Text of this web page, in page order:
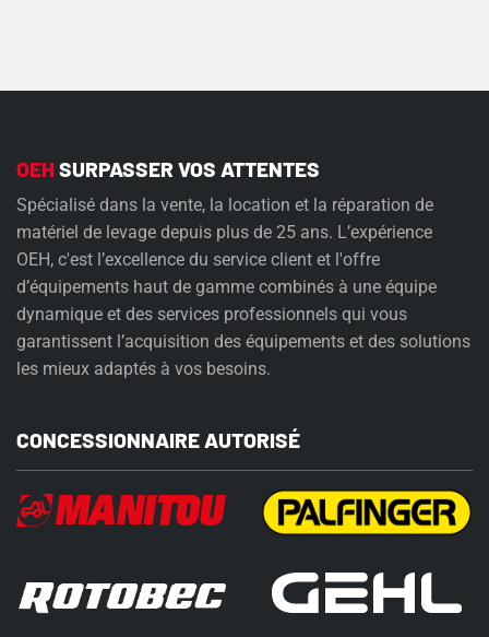
OEH SURPASSER VOS ATTENTES
Spécialisé dans la vente, la location et la réparation de
matériel de levage depuis plus de 25 ans. L’expérience
OEH, c'est l’excellence du service client et l'offre
d’équipements haut de gamme combinés à une équipe
dynamique et des services professionnels qui vous
garantissent l’acquisition des équipements et des solutions
les mieux adaptés à vos besoins.
CONCESSIONNAIRE AUTORISÉ